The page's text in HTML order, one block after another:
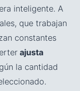
inteligente. A
que trabajan
constantes
ajusta
la cantidad